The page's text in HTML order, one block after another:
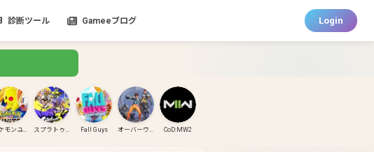
診断ツール Gameeブログ Login
ポケモンユナイト スプラトゥーン3 Fall Guys オーバーウォッチ CoD:MW2